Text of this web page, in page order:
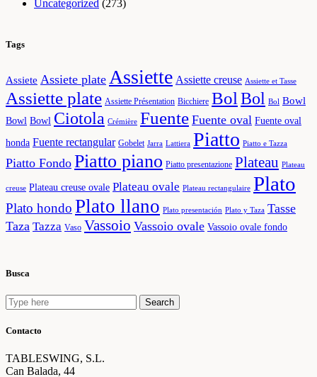
Uncategorized (273)
Tags
Assiete Assiete plate Assiette Assiette creuse Assiette et Tasse
Assiette plate Assiette Présentation Bicchiere Bol Bol Bol Bowl
Bowl Bowl Ciotola Crémière Fuente Fuente oval Fuente oval
honda Fuente rectangular Gobelet Jarra Lattiera Piatto Piatto e Tazza
Piatto Fondo Piatto piano Piatto presentazione Plateau Plateau
creuse Plateau creuse ovale Plateau ovale Plateau rectangulaire Plato
Plato hondo Plato llano Plato presentación Plato y Taza Tasse
Taza Tazza Vaso Vassoio Vassoio ovale Vassoio ovale fondo
Busca
Search
for:
Search
Contacto
TABLESWING, S.L.
Can Balada, 44